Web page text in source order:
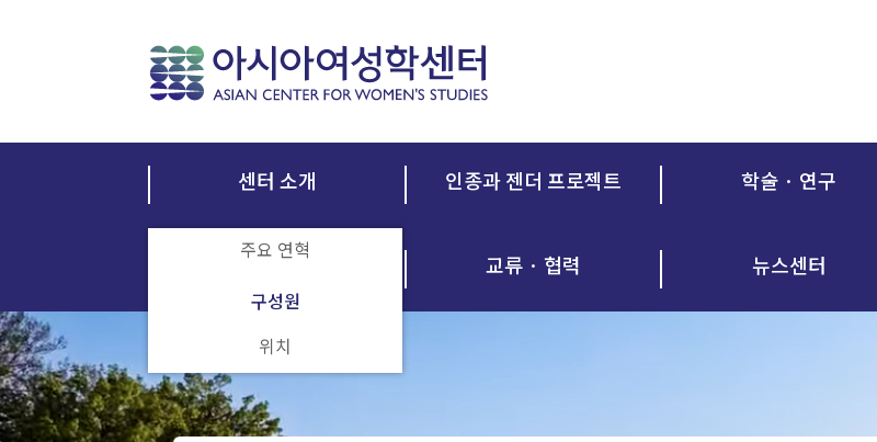
센터 소개
주요 연혁
구성원
위치
인종과 젠더 프로젝트 학술 · 연구
출판 교류 · 협력 뉴스센터